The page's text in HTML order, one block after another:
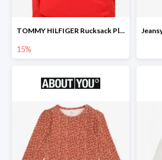
TOMMY HILFIGER Rucksack Plecak -15%
15%